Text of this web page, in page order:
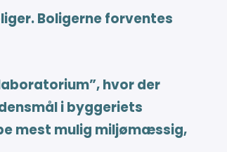
Boligerne forventes
hvor der
i byggeriets
mest mulig miljømæssig,